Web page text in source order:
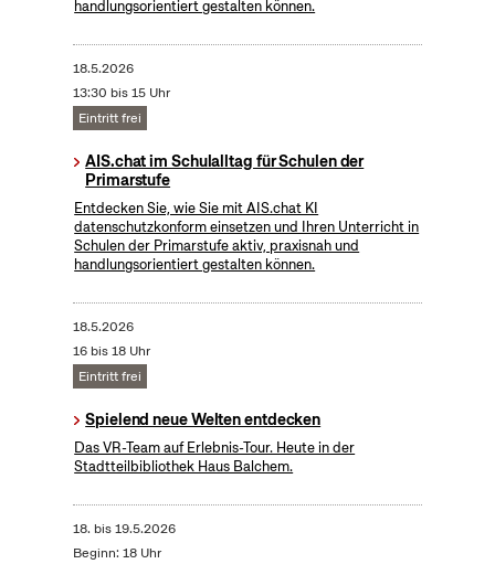
handlungsorientiert gestalten können.
18.5.2026
13:30 bis 15 Uhr
Eintritt frei
AIS.chat im Schulalltag für Schulen der
Primarstufe
Entdecken Sie, wie Sie mit AIS.chat KI
datenschutzkonform einsetzen und Ihren Unterricht in
Schulen der Primarstufe aktiv, praxisnah und
handlungsorientiert gestalten können.
18.5.2026
16 bis 18 Uhr
Eintritt frei
Spielend neue Welten entdecken
Das VR-Team auf Erlebnis-Tour. Heute in der
Stadtteilbibliothek Haus Balchem.
18. bis19.5.2026
Beginn: 18 Uhr